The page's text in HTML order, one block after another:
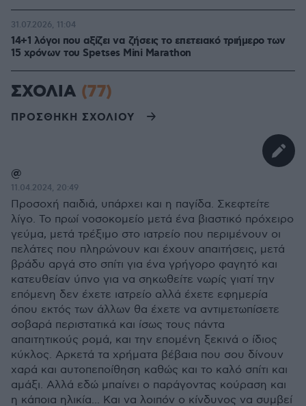
14+1 λόγοι που αξίζει να ζήσεις το επετειακό τριήμερο των
15 χρόνων του Spetses Mini Marathon
31.07.2026, 11:04
ΣΧΟΛΙΑ (77)
ΠΡΟΣΘΗΚΗ ΣΧΟΛΙΟΥ
@
11.04.2024, 20:49
Προσοχή παιδιά, υπάρχει και η παγίδα. Σκεφτείτε
λίγο. Το πρωί νοσοκομείο μετά ένα βιαστικό πρόχειρο
γεύμα, μετά τρέξιμο στο ιατρείο που περιμένουν οι
πελάτες που πληρώνουν και έχουν απαιτήσεις, μετά
βράδυ αργά στο σπίτι για ένα γρήγορο φαγητό και
κατευθείαν ύπνο για να σηκωθείτε νωρίς γιατί την
επόμενη δεν έχετε ιατρείο αλλά έχετε εφημερία
όπου εκτός των άλλων θα έχετε να αντιμετωπίσετε
σοβαρά περιστατικά και ίσως τους πάντα
απαιτητικούς ρομά, και την επομένη ξεκινά ο ίδιος
κύκλος. Αρκετά τα χρήματα βέβαια που σου δίνουν
χαρά και αυτοπεποίθηση καθώς και το καλό σπίτι και
αμάξι. Αλλά εδώ μπαίνει ο παράγοντας κούραση και
η κάποια ηλικία... Και να λοιπόν ο κίνδυνος να συμβεί